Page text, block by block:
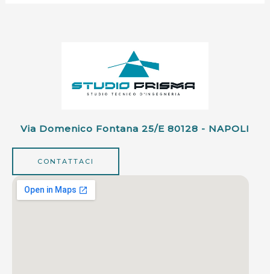
Via Domenico Fontana 25/e 80128 - NAPOLI
CONTATTACI